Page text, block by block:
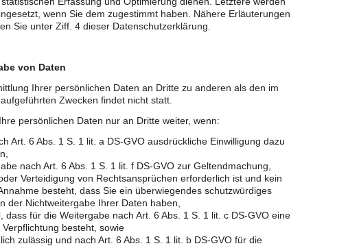
wenn Sie dem zugestimmt haben. Nähere Erläuterungen
Sie unter Ziff. 4 dieser Datenschutzerklärung.
von Daten
Ihrer persönlichen Daten an Dritte zu anderen als den im
Zwecken findet nicht statt.
persönlichen Daten nur an Dritte weiter, wenn:
Art. 6 Abs. 1 S. 1 lit. a DS-GVO ausdrückliche Einwilligung dazu
nach Art. 6 Abs. 1 S. 1 lit. f DS-GVO zur Geltendmachung,
Verteidigung von Rechtsansprüchen erforderlich ist und kein
besteht, dass Sie ein überwiegendes schutzwürdiges
der Nichtweitergabe Ihrer Daten haben,
dass für die Weitergabe nach Art. 6 Abs. 1 S. 1 lit. c DS-GVO eine
besteht, sowie
zulässig und nach Art. 6 Abs. 1 S. 1 lit. b DS-GVO für die